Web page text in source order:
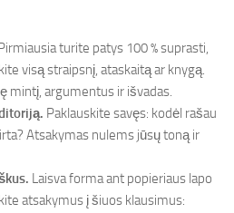
turite patys 100 % suprasti,
visą straipsnį, ataskaitą ar knygą.
mintį, argumentus ir išvadas.
Paklauskite savęs: kodėl rašau
Atsakymas nulems jūsų toną ir
Laisva forma ant popieriaus lapo
atsakymus į šiuos klausimus: